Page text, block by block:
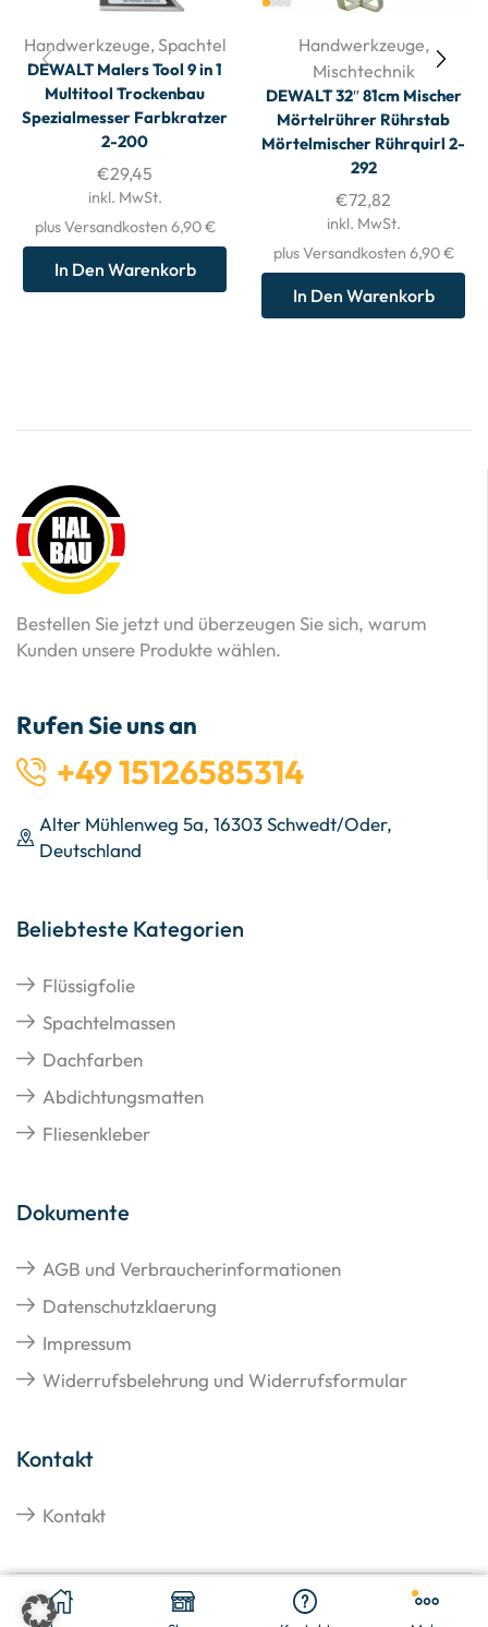
Handwerkzeuge, Spachtel
DEWALT Malers Tool 9 in 1
Multitool Trockenbau
Spezialmesser Farbkratzer
2-200
€29,45
inkl. MwSt.
plus Versandkosten 6,90 €
In Den Warenkorb
Handwerkzeuge,
Mischtechnik
DEWALT 32″ 81cm Mischer
Mörtelrührer Rührstab
Mörtelmischer Rührquirl 2-
292
€72,82
inkl. MwSt.
plus Versandkosten 6,90 €
In Den Warenkorb
€40,33 In den Warenkorb
Bestellen Sie jetzt und überzeugen Sie sich, warum
Kunden unsere Produkte wählen.
Rufen Sie uns an
+49 15126585314
Alter Mühlenweg 5a, 16303 Schwedt/Oder,
Deutschland
Beliebteste Kategorien
Flüssigfolie
Spachtelmassen
Dachfarben
Abdichtungsmatten
Fliesenkleber
Dokumente
AGB und Verbraucherinformationen
Datenschutzklaerung
Impressum
Widerrufsbelehrung und Widerrufsformular
Kontakt
Kontakt
Copyright © 2026 Hangato GmbH